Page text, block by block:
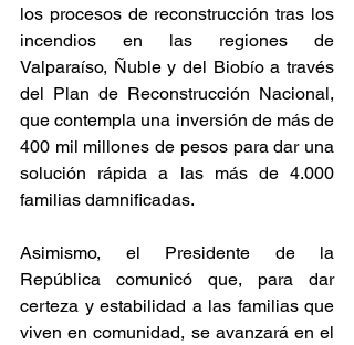
los procesos de reconstrucción tras los
incendios en las regiones de
Valparaíso, Ñuble y del Biobío a través
del Plan de Reconstrucción Nacional,
que contempla una inversión de más de
400 mil millones de pesos para dar una
solución rápida a las más de 4.000
familias damnificadas.
Asimismo, el Presidente de la
República comunicó que, para dar
certeza y estabilidad a las familias que
viven en comunidad, se avanzará en el